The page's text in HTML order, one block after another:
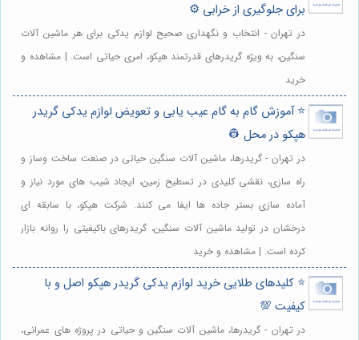
برای جلوگیری از خرابی ⚙️
در تهران - انتخاب و نگهداری صحیح لوازم یدکی برای هر ماشین آلات
سنگین، به ویژه گریدرهای قدرتمند هپکو، امری حیاتی است. | مشاهده و
خرید
⭐️ آموزش گام به گام عیب یابی و تعویض لوازم یدکی گریدر
هپکو در محل 👷
در تهران - گریدرها، ماشین آلات سنگین حیاتی در صنعت ساخت وساز و
راه سازی، نقشی کلیدی در تسطیح زمین، ایجاد شیب های مورد نیاز و
آماده سازی بستر جاده ها ایفا می کنند. شرکت هپکو، با سابقه ای
درخشان در تولید ماشین آلات سنگین، گریدرهای باکیفیتی را روانه بازار
کرده است. | مشاهده و خرید
⭐️ کلیدهای طلایی خرید لوازم یدکی گریدر هپکو اصل و با
کیفیت 💯
در تهران - گریدرها، ماشین آلات سنگین و حیاتی در پروژه های عمرانی،